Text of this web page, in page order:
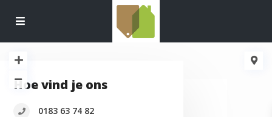
Hoe vind je ons
0183 63 74 82